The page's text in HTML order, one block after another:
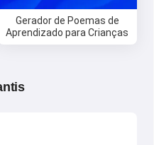
Gerador de Poemas de
Aprendizado para Crianças
você aceita:Termos de
Política de Reembolso